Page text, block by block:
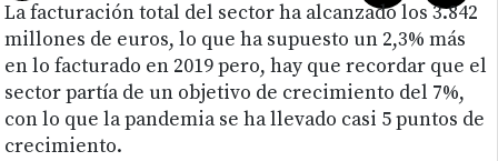
La facturación total del sector ha alcanzado los 3.842
millones de euros, lo que ha supuesto un 2,3% más
en lo facturado en 2019 pero, hay que recordar que el
sector partía de un objetivo de crecimiento del 7%,
con lo que la pandemia se ha llevado casi 5 puntos de
crecimiento.